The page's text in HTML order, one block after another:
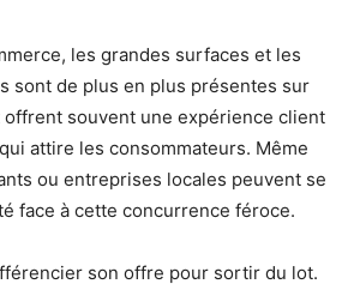
les grandes surfaces et les
sont de plus en plus présentes sur
souvent une expérience client
attire les consommateurs. Même
ou entreprises locales peuvent se
face à cette concurrence féroce.
son offre pour sortir du lot.